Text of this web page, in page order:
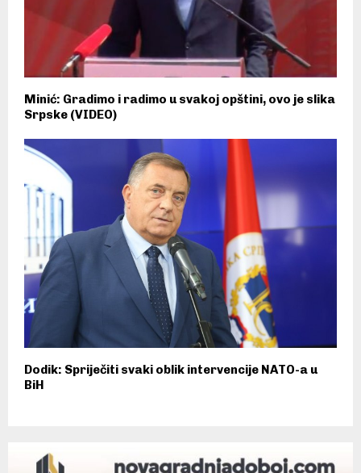
Minić: Gradimo i radimo u svakoj opštini, ovo je slika
Srpske (VIDEO)
Dodik: Spriječiti svaki oblik intervencije NATO-a u
BiH